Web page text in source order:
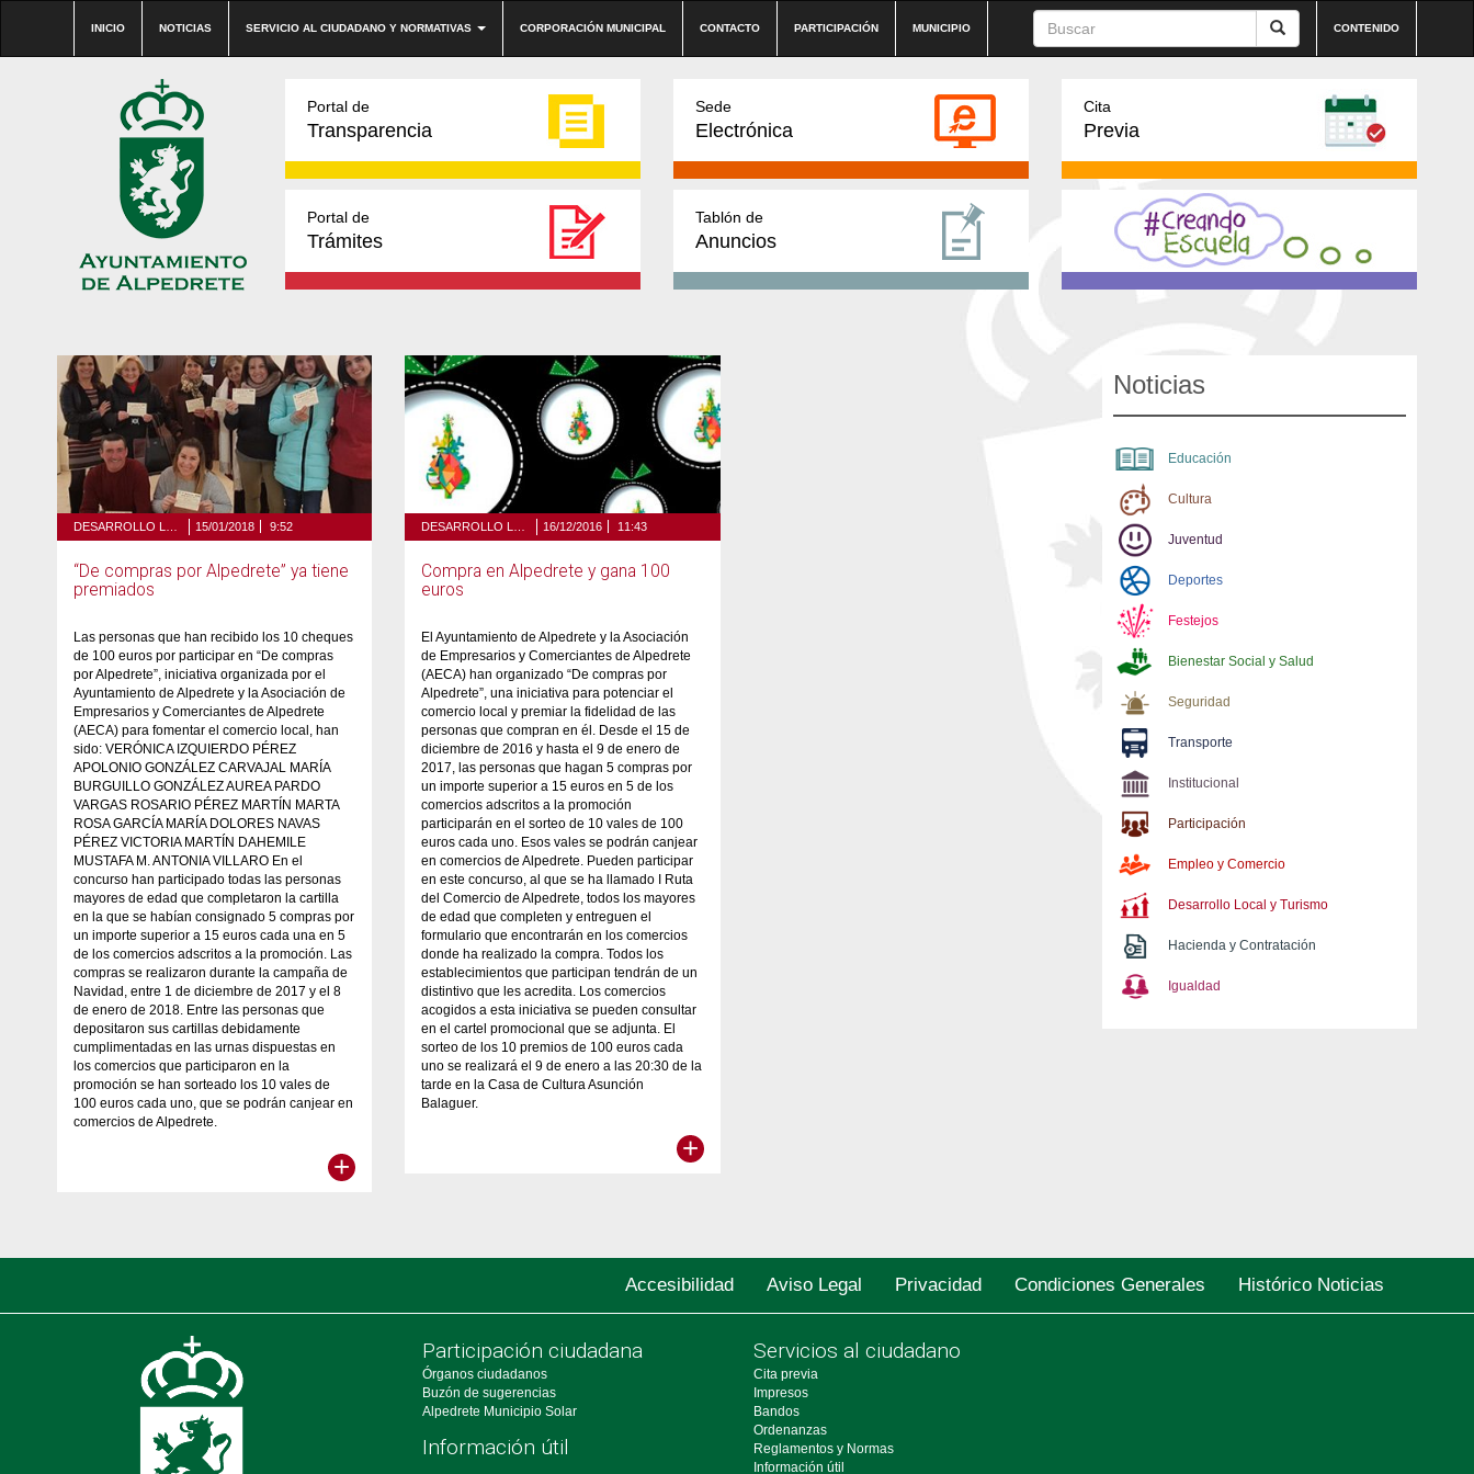
INICIO NOTICIAS SERVICIO AL CIUDADANO Y NORMATIVAS CORPORACIÓN MUNICIPAL CONTACTO PARTICIPACIÓN MUNICIPIO CONTENIDO
Portal de
Transparencia
Sede
Electrónica
Cita
Previa
Portal de
Trámites
Tablón de
Anuncios
15/01/2018 9:52
“De compras por Alpedrete” ya tiene
premiados
Las personas que han recibido los 10 cheques
de 100 euros por participar en “De compras
por Alpedrete”, iniciativa organizada por el
Ayuntamiento de Alpedrete y la Asociación de
Empresarios y Comerciantes de Alpedrete
(AECA) para fomentar el comercio local, han
sido: VERÓNICA IZQUIERDO PÉREZ
APOLONIO GONZÁLEZ CARVAJAL MARÍA
BURGUILLO GONZÁLEZ AUREA PARDO
VARGAS ROSARIO PÉREZ MARTÍN MARTA
ROSA GARCÍA MARÍA DOLORES NAVAS
PÉREZ VICTORIA MARTÍN DAHEMILE
MUSTAFA M. ANTONIA VILLARO En el
concurso han participado todas las personas
mayores de edad que completaron la cartilla
en la que se habían consignado 5 compras por
un importe superior a 15 euros cada una en 5
de los comercios adscritos a la promoción. Las
compras se realizaron durante la campaña de
Navidad, entre 1 de diciembre de 2017 y el 8
de enero de 2018. Entre las personas que
depositaron sus cartillas debidamente
cumplimentadas en las urnas dispuestas en
los comercios que participaron en la
promoción se han sorteado los 10 vales de
100 euros cada uno, que se podrán canjear en
comercios de Alpedrete.
+
16/12/2016 11:43
Compra en Alpedrete y gana 100
euros
El Ayuntamiento de Alpedrete y la Asociación
de Empresarios y Comerciantes de Alpedrete
(AECA) han organizado “De compras por
Alpedrete”, una iniciativa para potenciar el
comercio local y premiar la fidelidad de las
personas que compran en él. Desde el 15 de
diciembre de 2016 y hasta el 9 de enero de
2017, las personas que hagan 5 compras por
un importe superior a 15 euros en 5 de los
comercios adscritos a la promoción
participarán en el sorteo de 10 vales de 100
euros cada uno. Esos vales se podrán canjear
en comercios de Alpedrete. Pueden participar
en este concurso, al que se ha llamado I Ruta
del Comercio de Alpedrete, todos los mayores
de edad que completen y entreguen el
formulario que encontrarán en los comercios
donde ha realizado la compra. Todos los
establecimientos que participan tendrán de un
distintivo que les acredita. Los comercios
acogidos a esta iniciativa se pueden consultar
en el cartel promocional que se adjunta. El
sorteo de los 10 premios de 100 euros cada
uno se realizará el 9 de enero a las 20:30 de la
tarde en la Casa de Cultura Asunción
Balaguer.
+
Noticias
Educación
Cultura
Juventud
Deportes
Festejos
Bienestar Social y Salud
Seguridad
Transporte
Institucional
Participación
Empleo y Comercio
Desarrollo Local y Turismo
Hacienda y Contratación
Igualdad
Accesibilidad Aviso Legal Privacidad Condiciones Generales Histórico Noticias
Participación ciudadana
Órganos ciudadanos
Buzón de sugerencias
Alpedrete Municipio Solar
Información útil
Servicios al ciudadano
Cita previa
Impresos
Bandos
Ordenanzas
Reglamentos y Normas
Información útil